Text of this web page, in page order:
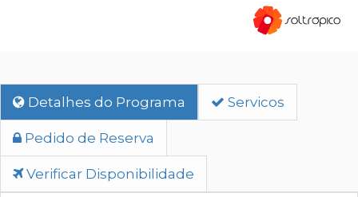
Detalhes do Programa Servicos
Pedido de Reserva
Verificar Disponibilidade